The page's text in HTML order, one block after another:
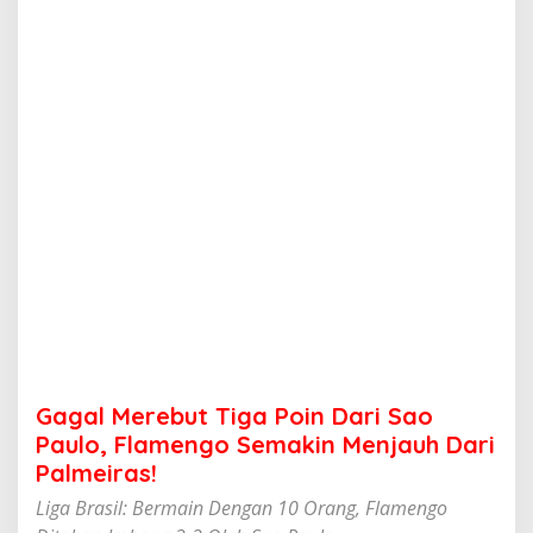
u
l
o
Gagal Merebut Tiga Poin Dari Sao
Paulo, Flamengo Semakin Menjauh Dari
Palmeiras!
Liga Brasil: Bermain Dengan 10 Orang, Flamengo